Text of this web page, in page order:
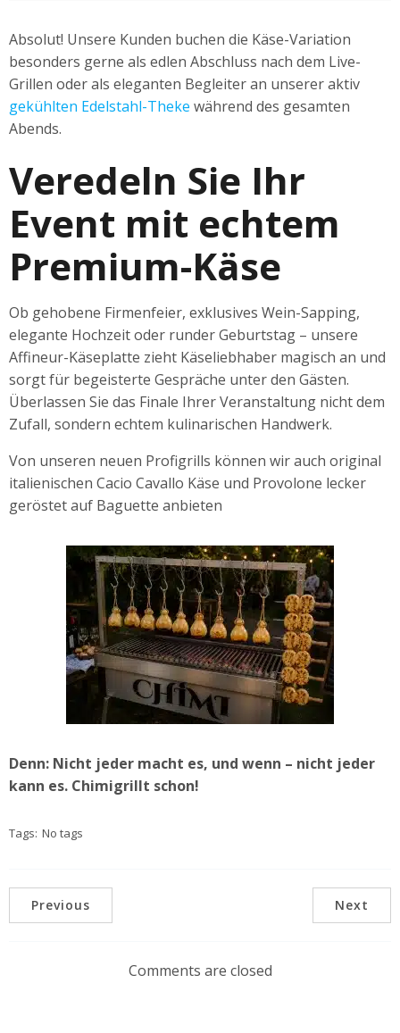
Absolut! Unsere Kunden buchen die Käse-Variation
besonders gerne als edlen Abschluss nach dem Live-
Grillen oder als eleganten Begleiter an unserer aktiv
gekühlten Edelstahl-Theke während des gesamten
Abends.
Veredeln Sie Ihr
Event mit echtem
Premium-Käse
Ob gehobene Firmenfeier, exklusives Wein-Sapping,
elegante Hochzeit oder runder Geburtstag – unsere
Affineur-Käseplatte zieht Käseliebhaber magisch an und
sorgt für begeisterte Gespräche unter den Gästen.
Überlassen Sie das Finale Ihrer Veranstaltung nicht dem
Zufall, sondern echtem kulinarischen Handwerk.
Von unseren neuen Profigrills können wir auch original
italienischen Cacio Cavallo Käse und Provolone lecker
geröstet auf Baguette anbieten
Denn: Nicht jeder macht es, und wenn – nicht jeder
kann es. Chimigrillt schon!
Tags: No tags
Previous Next
Comments are closed